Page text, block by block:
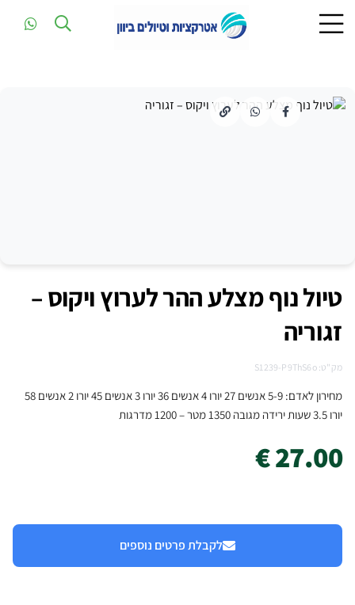
טיול נוף מצלע ההר לערוץ ויקוס –
זגוריה
מק"ט: S1239-P9ThS6o
מחירון לאדם: 5-9 אנשים 27 יורו 4 אנשים 36 יורו 3 אנשים 45 יורו 2 אנשים 58
יורו 3.5 שעות ירידה מגובה 1350 מטר – 1200 מדרגות
27.00 €
לקבלת פרטים נוספים